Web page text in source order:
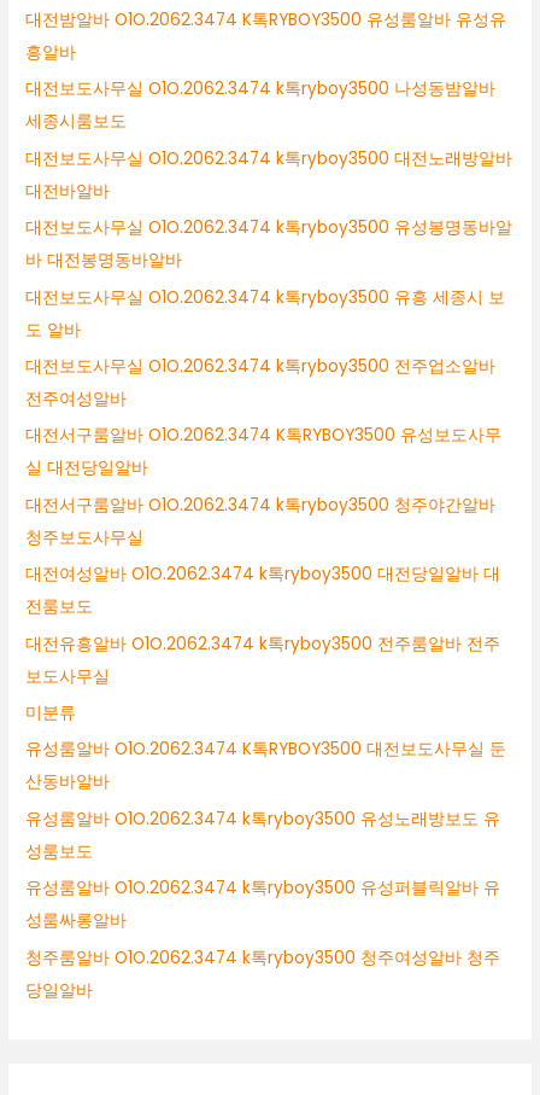
대전밤알바 O1O.2062.3474 K톡RYBOY3500 유성룸알바 유성유
흥알바
대전보도사무실 O1O.2062.3474 k톡ryboy3500 나성동밤알바
세종시룸보도
대전보도사무실 O1O.2062.3474 k톡ryboy3500 대전노래방알바
대전바알바
대전보도사무실 O1O.2062.3474 k톡ryboy3500 유성봉명동바알
바 대전봉명동바알바
대전보도사무실 O1O.2062.3474 k톡ryboy3500 유흥 세종시 보
도 알바
대전보도사무실 O1O.2062.3474 k톡ryboy3500 전주업소알바
전주여성알바
대전서구룸알바 O1O.2062.3474 K톡RYBOY3500 유성보도사무
실 대전당일알바
대전서구룸알바 O1O.2062.3474 k톡ryboy3500 청주야간알바
청주보도사무실
대전여성알바 O1O.2062.3474 k톡ryboy3500 대전당일알바 대
전룸보도
대전유흥알바 O1O.2062.3474 k톡ryboy3500 전주룸알바 전주
보도사무실
미분류
유성룸알바 O1O.2062.3474 K톡RYBOY3500 대전보도사무실 둔
산동바알바
유성룸알바 O1O.2062.3474 k톡ryboy3500 유성노래방보도 유
성룸보도
유성룸알바 O1O.2062.3474 k톡ryboy3500 유성퍼블릭알바 유
성룸싸롱알바
청주룸알바 O1O.2062.3474 k톡ryboy3500 청주여성알바 청주
당일알바